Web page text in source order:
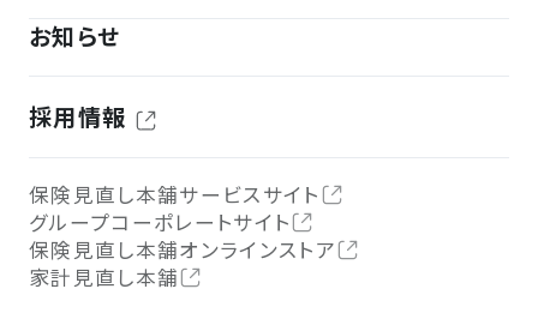
お知らせ
採用情報
保険見直し本舗サービスサイト
グループコーポレートサイト
保険見直し本舗オンラインストア
家計見直し本舗